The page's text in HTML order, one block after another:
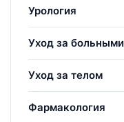
Урология
Уход за больными
Уход за телом
Фармакология